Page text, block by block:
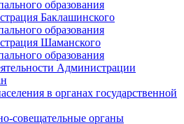
образования
Баклашинского
образования
Шаманского
образования
Администрации
в органах государственной
совещательные органы